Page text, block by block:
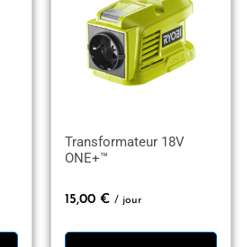
Transformateur 18V
ONE+™
15,00 € / jour